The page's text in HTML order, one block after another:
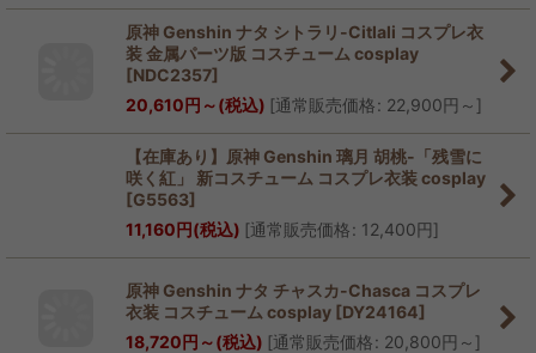
原神 Genshin ナタ シトラリ-Citlali コスプレ衣
装 金属パーツ版 コスチューム cosplay
[NDC2357]
20,610円 ～(税込) [通常販売価格: 22,900円 ～ ]
【在庫あり】原神 Genshin 璃月 胡桃-「残雪に
咲く紅」 新コスチューム コスプレ衣装 cosplay
[G5563]
11,160円(税込) [通常販売価格: 12,400円]
原神 Genshin ナタ チャスカ-Chasca コスプレ
衣装 コスチューム cosplay [DY24164]
18,720円 ～(税込) [通常販売価格: 20,800円 ～ ]